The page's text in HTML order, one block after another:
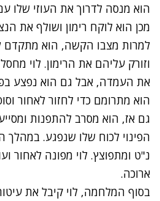
הוא מנסה לדרוך את העוזי שלו
מכן הוא לוקח רימון ושולף את
למרות מצבו הקשה, הוא מתקדם
וזורק עליהם את הרימון. לוי
את העמדה, אבל גם הוא נפצע
הוא מתרומם כדי לחזור לאחור
גם אז, הוא מסרב להתפנות
הפינוי לכוח שלו שנפגע. במהלך
נ"ט ומתפוצץ. לוי מפונה לאחור
ארוכה.
בסוף המלחמה, לוי קיבל את